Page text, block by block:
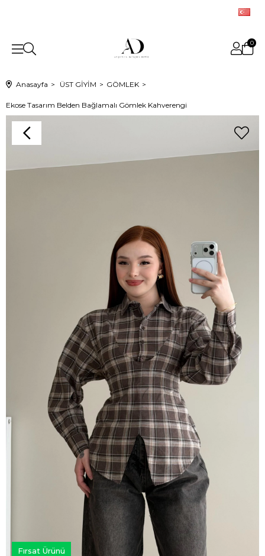
0
Anasayfa ÜST GİYİM GÖMLEK
Ekose Tasarım Belden Bağlamalı Gömlek Kahverengi
Fırsat Ürünü